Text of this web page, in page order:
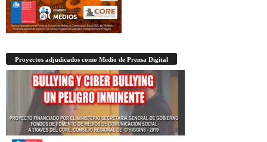
Proyectos adjudicados como Medio de Prensa Digital